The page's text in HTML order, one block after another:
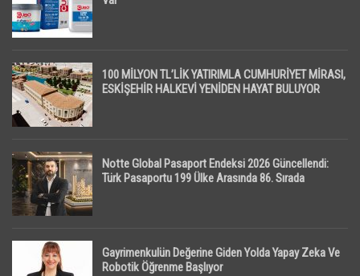
100 MİLYON TL’LİK YATIRIMLA CUMHURİYET MİRASI,
ESKİŞEHİR HALKEVİ YENİDEN HAYAT BULUYOR
Notte Global Pasaport Endeksi 2026 Güncellendi:
Türk Pasaportu 199 Ülke Arasında 86. Sırada
Gayrimenkulün Değerine Giden Yolda Yapay Zeka Ve
Robotik Öğrenme Başlıyor